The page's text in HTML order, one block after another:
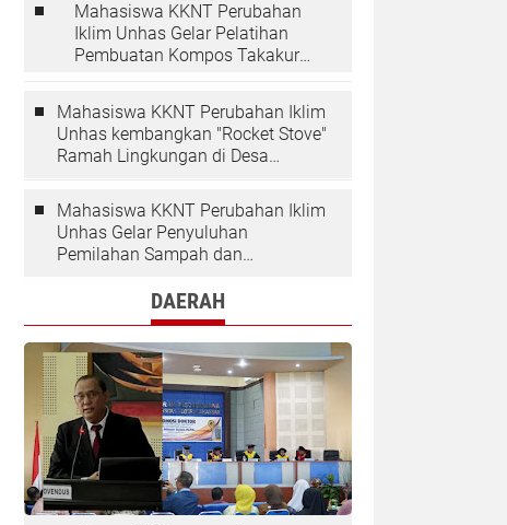
Mahasiswa KKNT Perubahan
Iklim Unhas Gelar Pelatihan
Pembuatan Kompos Takakura
Mahasiswa KKNT Perubahan Iklim
Unhas kembangkan "Rocket Stove"
Ramah Lingkungan di Desa
Mahasiswa KKNT Perubahan Iklim
Unhas Gelar Penyuluhan
Pemilahan Sampah dan
Desa KalolingDAERAH